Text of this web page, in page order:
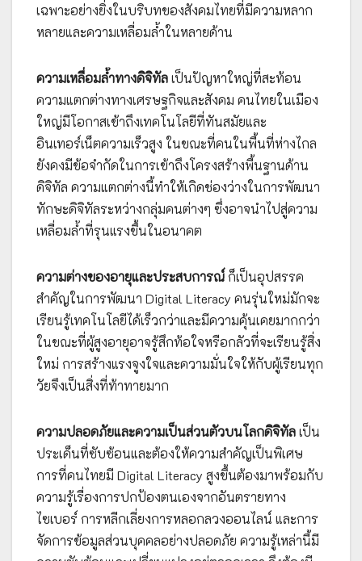
เฉพาะอย่างยิ่งในบริบทของสังคมไทยที่มีความหลาก
หลายและความเหลื่อมล้ำในหลายด้าน
ความเหลื่อมล้ำทางดิจิทัลเป็นปัญหาใหญ่ที่สะท้อน
ความแตกต่างทางเศรษฐกิจและสังคม คนไทยในเมือง
ใหญ่มีโอกาสเข้าถึงเทคโนโลยีที่ทันสมัยและ
อินเทอร์เน็ตความเร็วสูง ในขณะที่คนในพื้นที่ห่างไกล
ยังคงมีข้อจำกัดในการเข้าถึงโครงสร้างพื้นฐานด้าน
ดิจิทัล ความแตกต่างนี้ทำให้เกิดช่องว่างในการพัฒนา
ทักษะดิจิทัลระหว่างกลุ่มคนต่างๆ ซึ่งอาจนำไปสู่ความ
เหลื่อมล้ำที่รุนแรงขึ้นในอนาคต
ความต่างของอายุและประสบการณ์ ก็เป็นอุปสรรค
สำคัญในการพัฒนา Digital Literacy คนรุ่นใหม่มักจะ
เรียนรู้เทคโนโลยีได้เร็วกว่าและมีความคุ้นเคยมากกว่า
ในขณะที่ผู้สูงอายุอาจรู้สึกท้อใจหรือกลัวที่จะเรียนรู้สิ่ง
ใหม่ การสร้างแรงจูงใจและความมั่นใจให้กับผู้เรียนทุก
วัยจึงเป็นสิ่งที่ท้าทายมาก
ความปลอดภัยและความเป็นส่วนตัวบนโลกดิจิทัลเป็น
ประเด็นที่ซับซ้อนและต้องให้ความสำคัญเป็นพิเศษ
การที่คนไทยมี Digital Literacy สูงขึ้นต้องมาพร้อมกับ
ความรู้เรื่องการปกป้องตนเองจากอันตรายทาง
ไซเบอร์ การหลีกเลี่ยงการหลอกลวงออนไลน์ และการ
จัดการข้อมูลส่วนบุคคลอย่างปลอดภัย ความรู้เหล่านี้มี